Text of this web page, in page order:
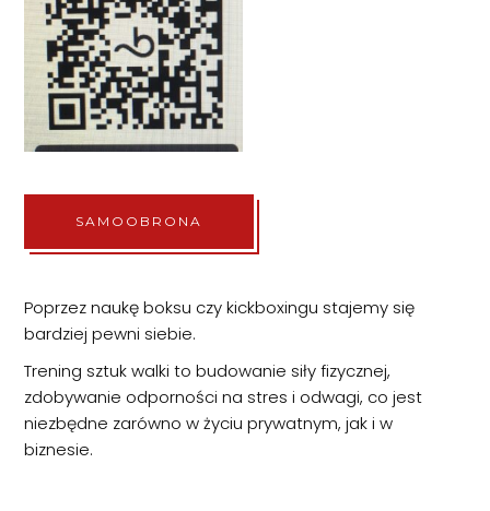
SAMOOBRONA
Poprzez naukę boksu czy kickboxingu stajemy się
bardziej pewni siebie.
Trening sztuk walki to budowanie siły fizycznej,
zdobywanie odporności na stres i odwagi, co jest
niezbędne zarówno w życiu prywatnym, jak i w
biznesie.